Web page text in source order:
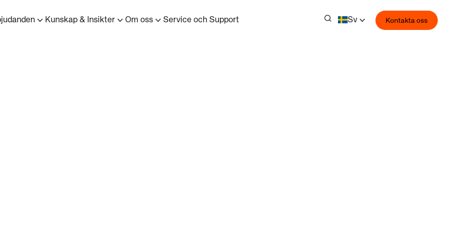
Kunskap & Insikter Om oss Service och Support Sv Kontakta oss